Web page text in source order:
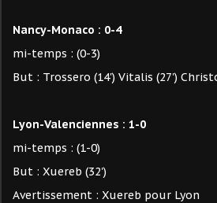
Nancy-Monaco : 0-4
mi-temps : (0-3)
But : Trossero (14') Vitalis (27')
Lyon-Valenciennes : 1-0
mi-temps : (1-0)
But : Xuereb (32')
Avertissement : Xuereb pour Lyon